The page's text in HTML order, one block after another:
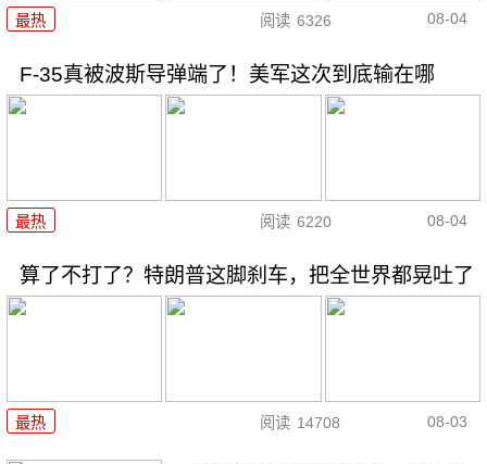
最热 阅读 6326 08-04
F-35真被波斯导弹端了！美军这次到底输在哪
最热 阅读 6220 08-04
算了不打了？特朗普这脚刹车，把全世界都晃吐了
最热 阅读 14708 08-03